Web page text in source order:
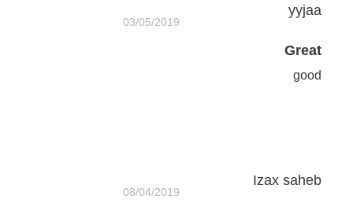
yyjaa
03/05/2019
Great
good
Izax saheb
08/04/2019